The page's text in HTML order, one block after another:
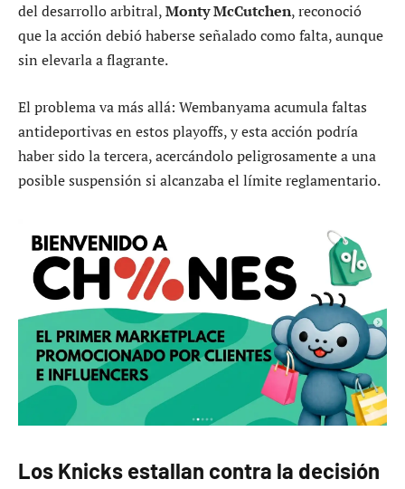
del desarrollo arbitral,Monty McCutchen, reconoció
que la acción debió haberse señalado como falta, aunque
sin elevarla a flagrante.
El problema va más allá: Wembanyama acumula faltas
antideportivas en estos playoffs, y esta acción podría
haber sido la tercera, acercándolo peligrosamente a una
posible suspensión si alcanzaba el límite reglamentario.
Los Knicks estallan contra la decisión